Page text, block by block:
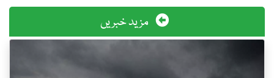
مزید خبریں